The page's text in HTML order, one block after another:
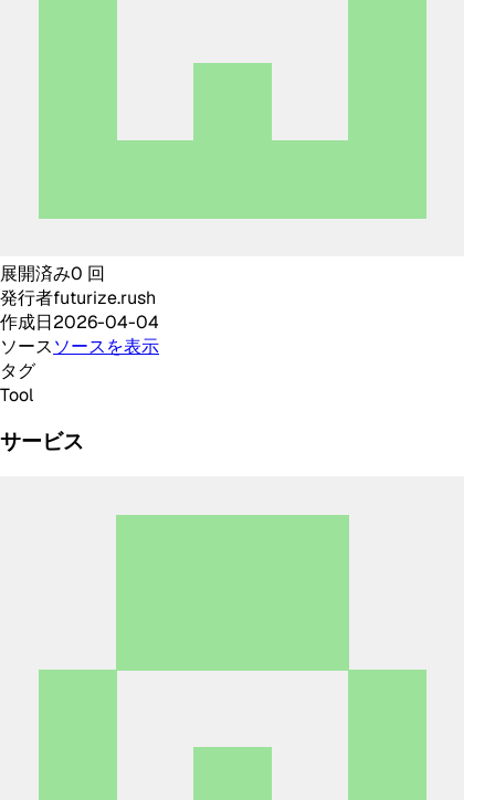
展開済み0 回
発行者futurize.rush
作成日2026-04-04
ソースソースを表示
タグ
Tool
サービス